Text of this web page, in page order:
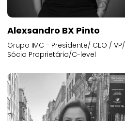
Alexsandro BX Pinto
Grupo IMC - Presidente/ CEO / VP/
Sócio Proprietário/C-level